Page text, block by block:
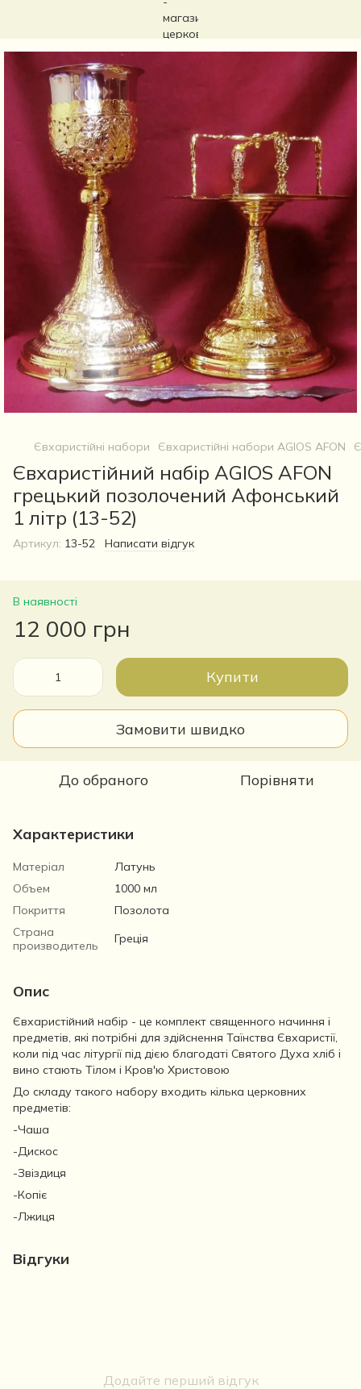
Євхаристійні набори Євхаристійні набори AGIOS AFON
Євхаристійний набір AGIOS AFON
грецький позолочений Афонський
1 літр (13-52)
Артикул: 13-52 Написати відгук
В наявності
12 000 грн
Купити
Замовити швидко
До обраного Порівняти
Характеристики
Матеріал
Латунь
Объем
1000 мл
Покриття
Позолота
Страна
производитель
Греція
Опис
Євхаристійний набір - це комплект священного начиння і
предметів, які потрібні для здійснення Таїнства Євхаристії,
коли під час літургії під дією благодаті Святого Духа хліб і
вино стають Тілом і Кров'ю Христовою
До складу такого набору входить кілька церковних
предметів:
-Чаша
-Дискос
-Звіздиця
-Копіє
-Лжиця
Відгуки
Додайте перший відгук